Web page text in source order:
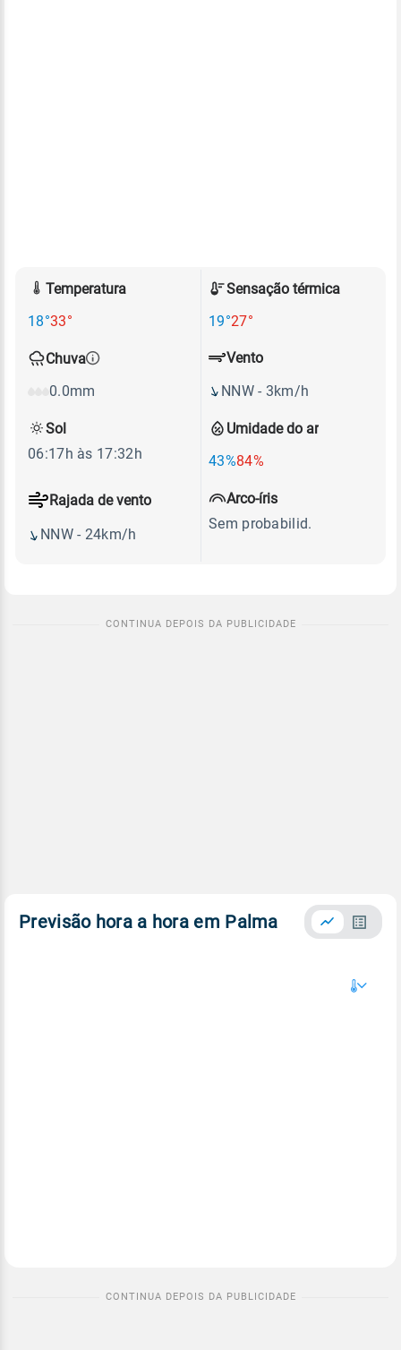
Temperatura
18°33°
Sensação térmica
19°27°
Chuva
0.0mm
Umidade do ar
43%84%
Vento
NNW - 3km/h
Rajada de vento
NNW - 24km/h
Sol
06:17h às 17:32h
Arco-íris
Sem probabilid.
Previsão hora a hora em Palma